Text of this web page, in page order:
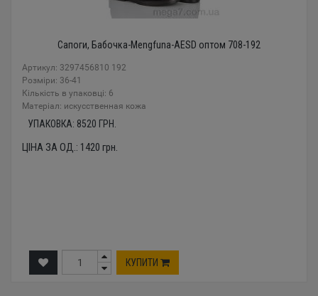
Сапоги, Бабочка-Mengfuna-AESD оптом 708-192
Артикул: 3297456810 192
Розміри: 36-41
Кількість в упаковці: 6
Mатеріал: искусственная кожа
УПАКОВКА: 8520 ГРН.
ЦІНА ЗА ОД.: 1420 грн.
КУПИТИ